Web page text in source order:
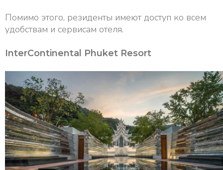
Помимо этого, резиденты имеют доступ ко всем
удобствам и сервисам отеля.
InterContinental Phuket Resort